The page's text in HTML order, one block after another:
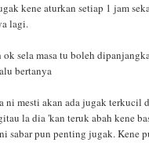
kene aturkan setiap 1 jam
lagi.
ok sela masa tu boleh
bertanya
ni mesti akan ada jugak
la dia 'kan teruk abah kene
sabar pun penting jugak. Kene